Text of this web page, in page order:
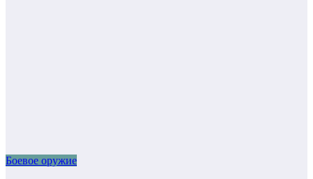
Боевое оружие